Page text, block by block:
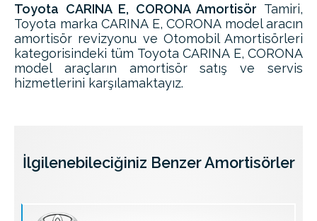
Toyota CARINA E, CORONA Amortisör Tamiri,
Toyota marka CARINA E, CORONA model aracın
amortisör revizyonu ve Otomobil Amortisörleri
kategorisindeki tüm Toyota CARINA E, CORONA
model araçların amortisör satış ve servis
hizmetlerini karşılamaktayız.
İlgilenebileciğiniz Benzer Amortisörler